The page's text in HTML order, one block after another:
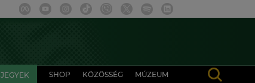
JEGYEK SHOP KÖZÖSSÉG MÚZEUM